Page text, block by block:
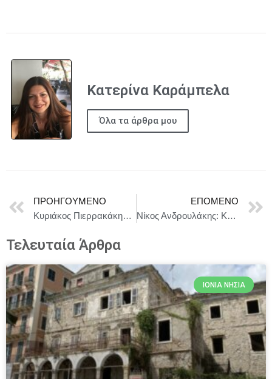
Κατερίνα Καράμπελα
Όλα τα άρθρα μου
ΠΡΟΗΓΟΎΜΕΝΟ
Κυριάκος Πιερρακάκης: Το ταχυδρομείο μετασχηματίζεται για να μπορέσει να μείνει παρόν
ΕΠΌΜΕΝΟ
Νίκος Ανδρουλάκης: Κανείς δεν θέλει να κάνει Χριστούγεννα στα μπλόκα.
Τελευταία Άρθρα
ΙΌΝΙΑ ΝΗΣΙΆ